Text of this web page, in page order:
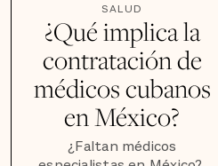
SALUD
¿Qué implica la
contratación de
médicos cubanos
en México?
¿Faltan médicos